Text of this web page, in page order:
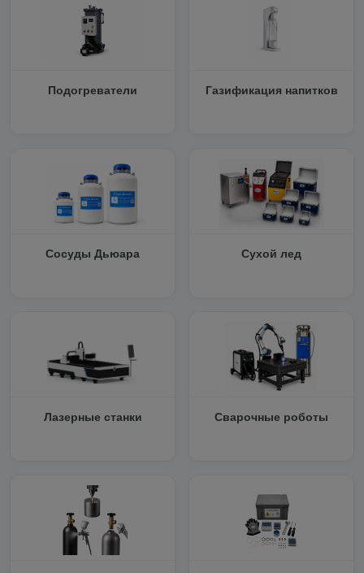
Подогреватели Газификация напитков
Сосуды Дьюара Сухой лед
Лазерные станки Сварочные роботы